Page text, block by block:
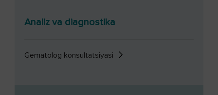
Analiz va diagnostika
Gematolog konsultatsiyasi